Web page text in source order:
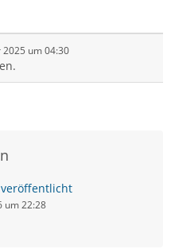
2025 um 04:30
um 22:28